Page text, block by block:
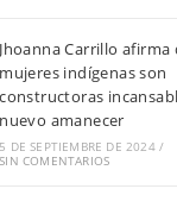
Jhoanna Carrillo afirma
mujeres indígenas son
constructoras
nuevo amanecer
5 DE SEPTIEMBRE DE 2024 /
SIN COMENTARIOS